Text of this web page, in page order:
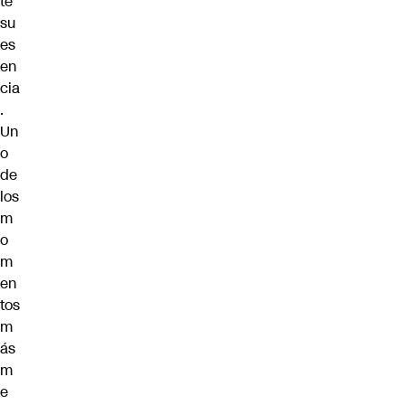
su
es
en
cia
.
Un
o
de
los
m
o
m
en
tos
m
ás
m
e